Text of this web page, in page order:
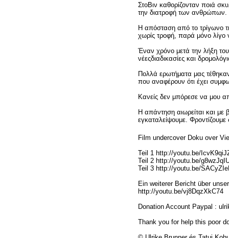
ΣτοΒιν καθορίζονταν ποιά
την διατροφή των ανθρώπων.
Η απόσταση από το τρίγωνο
χωρίς τροφή, παρά μόνο λίγο
Έναν χρόνο μετά την λήξη του
νέεςδιαδικασίες και
Πολλά ερωτήματα μας
που αναφέρουν ότι έχει
Κανείς δεν μπόρεσε να μου
Η απάντηση αιωρείται και με
εγκαταλείψουμε.
Film undercover Doku over
Teil 1 http://youtu.be/
Teil 2 http://youtu.be/
Teil 3 http://youtu.be/
Ein weiterer Bericht über
http://youtu.be/vj8DqzXkC74
Donation Account Paypal :
Thank you for help this poor